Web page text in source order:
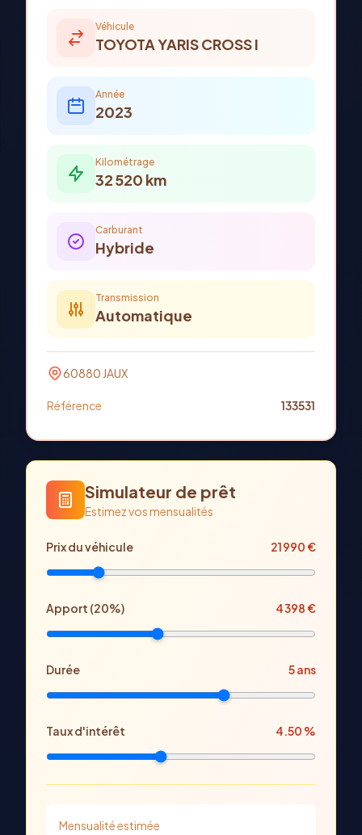
Véhicule
TOYOTAYARIS CROSS I
Année
2023
Kilométrage
32 520 km
Carburant
Hybride
Transmission
Automatique
60880 JAUX
Référence 133531
Simulateur de prêt
Estimez vos mensualités
Prixdu véhicule 21 990€
Apport (20%) 4 398€
Durée 5ans
Taux d'intérêt 4.50 %
Mensualité estimée